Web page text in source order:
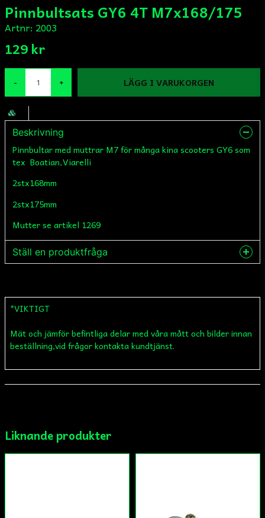
Pinnbultsats GY6 4T M7x168/175
Artnr: 2003
129 kr
- + LÄGG I VARUKORGEN
Beskrivning
Pinnbultar med muttrar M7 för många kina scooters GY6 som
tex Boatian,Viarelli
2stx168mm
2stx175mm
Mutter se artikel 1269
Ställ en produktfråga
name
Namn
email
Ja, ni får publicera min fråga
*VIKTIGT
Mät och jämför befintliga delar med våra mått och bilder innan
beställning,vid frågor kontakta kundtjänst.
Liknande produkter